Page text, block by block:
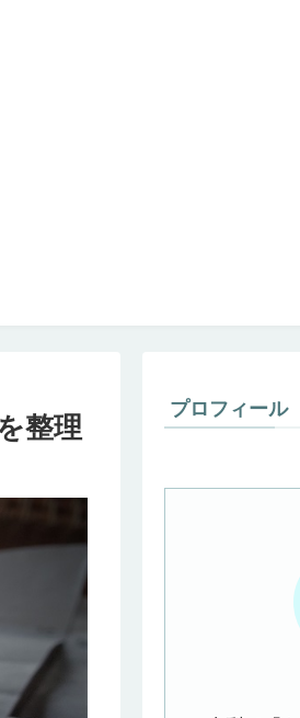
整理
プロフィール